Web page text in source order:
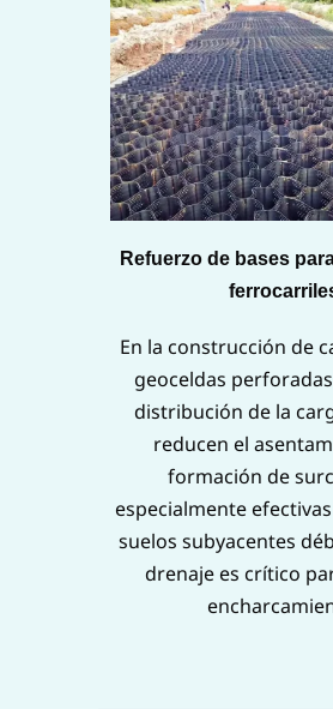
Refuerzo de bases
En la construcción de
geoceldas
distribución de la
reducen el
formación de
especialmente
suelos subyacentes
drenaje es crítico